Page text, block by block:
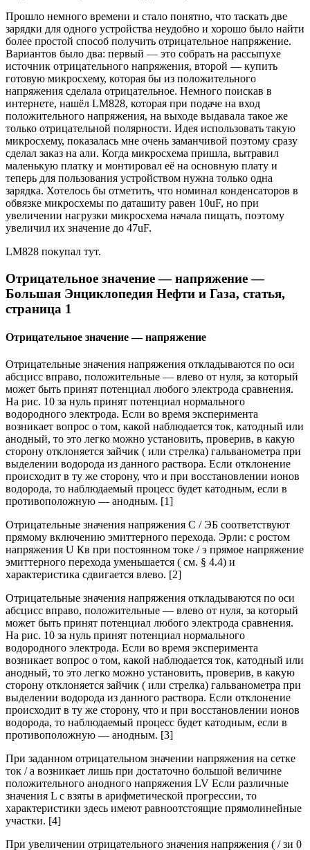
Прошло немного времени и стало понятно, что таскать две
зарядки для одного устройства неудобно и хорошо было найти
более простой способ получить отрицательное напряжение.
Вариантов было два: первый — это собрать на рассыпухе
источник отрицательного напряжения, второй — купить
готовую микросхему, которая бы из положительного
напряжения сделала отрицательное. Немного поискав в
интернете, нашёл LM828, которая при подаче на вход
положительного напряжения, на выходе выдавала такое же
только отрицательной полярности. Идея использовать такую
микросхему, показалась мне очень заманчивой поэтому сразу
сделал заказ на али. Когда микросхема пришла, вытравил
маленькую платку и монтировал её на основную плату и
теперь для пользования устройством нужна только одна
зарядка. Хотелось бы отметить, что номинал конденсаторов в
обвязке микросхемы по даташиту равен 10uF, но при
увеличении нагрузки микросхема начала пищать, поэтому
увеличил их значение до 47uF.
LM828 покупал тут.
Отрицательное значение — напряжение —
Большая Энциклопедия Нефти и Газа, статья,
страница 1
Отрицательное значение — напряжение
Отрицательные значения напряжения откладываются по оси
абсцисс вправо, положительные — влево от нуля, за который
может быть принят потенциал любого электрода сравнения.
На рис. 10 за нуль принят потенциал нормального
водородного электрода. Если во время эксперимента
возникает вопрос о том, какой наблюдается ток, катодный или
анодный, то это легко можно установить, проверив, в какую
сторону отклоняется зайчик ( или стрелка) гальванометра при
выделении водорода из данного раствора. Если отклонение
происходит в ту же сторону, что и при восстановлении ионов
водорода, то наблюдаемый процесс будет катодным, если в
противоположную — анодным. [1]
Отрицательные значения напряжения С / ЭБ соответствуют
прямому включению эмиттерного перехода. Эрли: с ростом
напряжения U Кв при постоянном токе / э прямое напряжение
эмиттерного перехода уменьшается ( см. § 4.4) и
характеристика сдвигается влево. [2]
Отрицательные значения напряжения откладываются по оси
абсцисс вправо, положительные — влево от нуля, за который
может быть принят потенциал любого электрода сравнения.
На рис. 10 за нуль принят потенциал нормального
водородного электрода. Если во время эксперимента
возникает вопрос о том, какой наблюдается ток, катодный или
анодный, то это легко можно установить, проверив, в какую
сторону отклоняется зайчик ( или стрелка) гальванометра при
выделении водорода из данного раствора. Если отклонение
происходит в ту же сторону, что и при восстановлении ионов
водорода, то наблюдаемый процесс будет катодным, если в
противоположную — анодным. [3]
При заданном отрицательном значении напряжения на сетке
ток / а возникает лишь при достаточно большой величине
положительного анодного напряжения LV Если различные
значения L c взяты в арифметической прогрессии, то
характеристики здесь имеют равноотстоящие прямолинейные
участки. [4]
При увеличении отрицательного значения напряжения ( / зи 0